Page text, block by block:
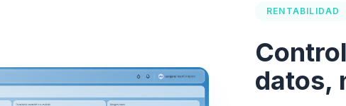
RENTABILIDAD
datos,